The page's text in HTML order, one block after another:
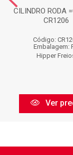
CILINDRO RODA
CR1206
Código:
Embalagem:
Hipper
Ver